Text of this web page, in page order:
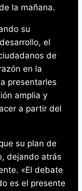
la mañana.
su
el
de
en la
presentarles
amplia y
a partir del
su plan de
dejando atrás
«El debate
es el presente